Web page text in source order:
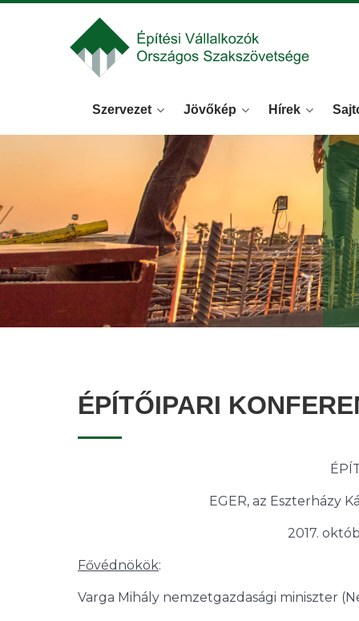
Szervezet Jövőkép Hírek
ÉPÍTŐIPARI
EGER, az Eszterházy
2017.
Fővédnökök:
Varga Mihály nemzetgazdasági miniszter